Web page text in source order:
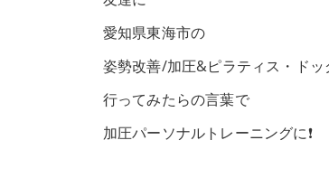
愛知県東海市の
姿勢改善/加圧&ピラティス・ド
行ってみたらの言葉で
加圧パーソナルトレーニングに❗️